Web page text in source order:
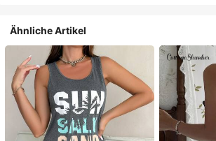
Ähnliche Artikel